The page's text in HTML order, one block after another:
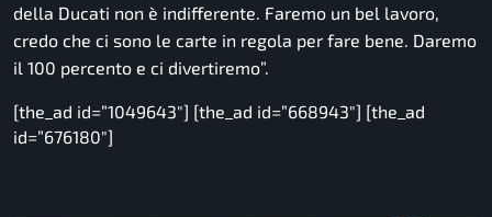
della Ducati non è indifferente. Faremo un bel lavoro,
credo che ci sono le carte in regola per fare bene. Daremo
il 100 percento e ci divertiremo”.
[the_ad id=”1049643″] [the_ad id=”668943″] [the_ad
id=”676180″]